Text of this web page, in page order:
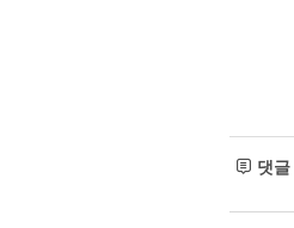
댓글